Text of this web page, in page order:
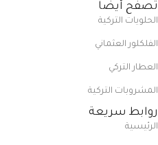
تصفّح أيضاً
الحلويات التركية
الفلكلور العثماني
العطار التركي
المشروبات التركية
روابط سريعة
الرئيسية